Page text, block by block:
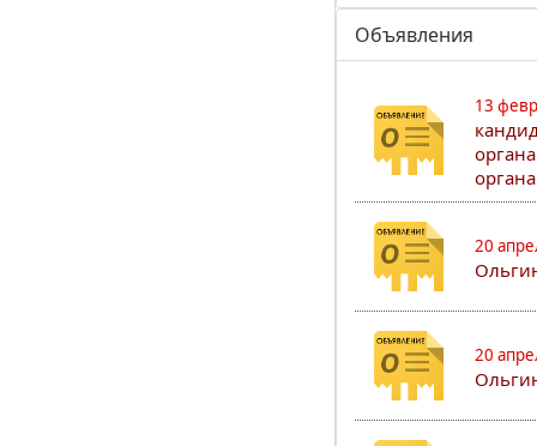
Объявления
13
20
20